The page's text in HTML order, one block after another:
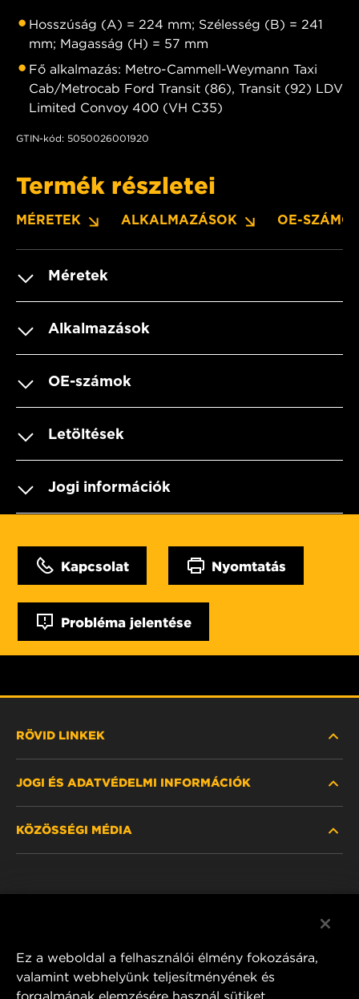
Hosszúság (A) = 224 mm; Szélesség (B) = 241
mm; Magasság (H) = 57 mm
Fő alkalmazás: Metro-Cammell-Weymann Taxi
Cab/Metrocab Ford Transit (86), Transit (92) LDV
Limited Convoy 400 (VH C35)
GTIN-kód: 5050026001920
Termék részletei
MÉRETEK ALKALMAZÁSOK OE-
Méretek
Alkalmazások
OE-számok
Letöltések
Jogi információk
Kapcsolat Nyomtatás
Probléma jelentése
RÖVID LINKEK
HOL KAPHATÓ
JOGI ÉS ADATVÉDELMI INFORMÁCIÓK
KÖZÖSSÉGI MÉDIA
Ez a weboldal a felhasználói élmény fokozására,
valamint webhelyünk teljesítményének és
forgalmának elemzésére használ sütiket.